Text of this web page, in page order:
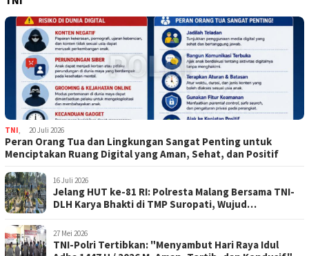
TNI, 20 Juli 2026
Peran Orang Tua dan Lingkungan Sangat Penting untuk
Menciptakan Ruang Digital yang Aman, Sehat, dan Positif
16 Juli 2026
Jelang HUT ke-81 RI: Polresta Malang Bersama TNI-
DLH Karya Bhakti di TMP Suropati, Wujud
27 Mei 2026
TNI-Polri Tertibkan: "Menyambut Hari Raya Idul